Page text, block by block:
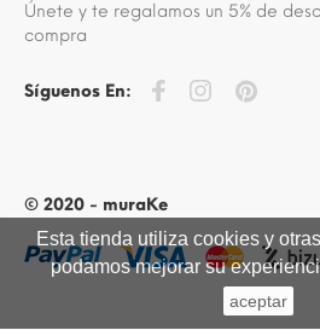
Únete y te regalamos un 5% de
compra
Síguenos En:
© 2020 - muraKe
Esta tienda utiliza cookies y
podamos mejorar su
aceptar